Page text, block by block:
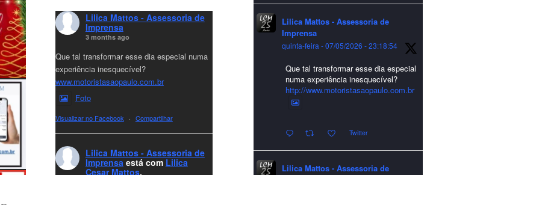
Lilica Mattos - Assessoria de
Imprensa
3 months ago
Que tal transformar esse dia especial numa
experiência inesquecível?
www.motoristasaopaulo.com.br
Foto
Visualizar no Facebook · Compartilhar
Lilica Mattos - Assessoria de
Imprensa está com Lilica
Cesar Mattos.
Lilica Mattos - Assessoria de
Imprensa
quinta-feira - 07/05/2026 - 23:18:54
Que tal transformar esse dia especial
numa experiência inesquecível?
http://www.motoristasaopaulo.com.br
Twitter
Lilica Mattos - Assessoria de